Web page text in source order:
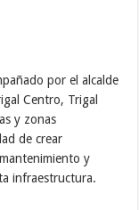
por el alcalde
Centro, Trigal
y zonas
de crear
y
infraestructura.